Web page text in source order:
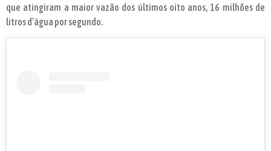
que atingiram a maior vazão dos últimos oito anos, 16 milhões de
litros d’água por segundo.